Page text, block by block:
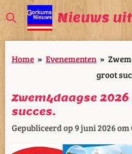
Ga
direct
naar
de
Nieuws
Home » Evenementen »
groot
Zwem4daagse
succes.
Gepubliceerd op 9 juni 2026 om